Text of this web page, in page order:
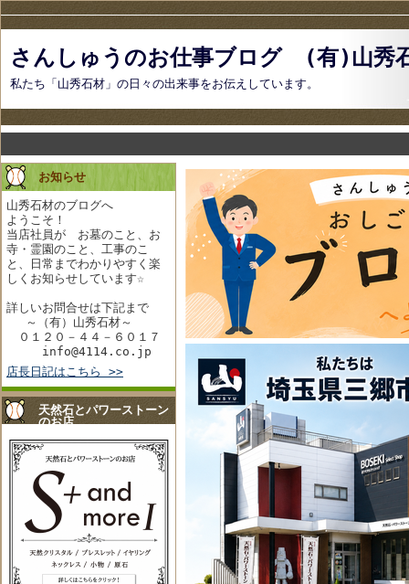
さんしゅうのお仕事ブログ (有)山
私たち「山秀石材」の日々の出来事をお伝えしています。
お知らせ
山秀石材のブログへ
ようこそ！
当店社員が お墓のこと、お
寺・霊園のこと、工事のこ
と、日常までわかりやすく楽
しくお知らせしています☆
詳しいお問合せは下記まで
～（有）山秀石材～
０１２０－４４－６０１７
info@4114.co.jp
店長日記はこちら >>
天然石とパワーストーン
のお店